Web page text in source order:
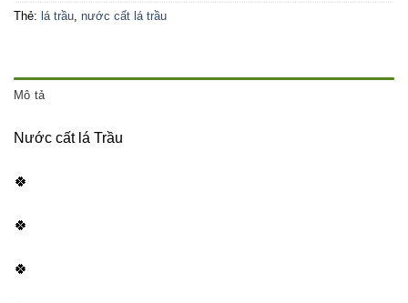
Thẻ: lá trầu nước cất lá trầu
Mô tả
Nước cất lá Trầu️
🍀
🍀
🍀